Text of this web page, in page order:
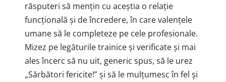
răsputeri să mențin cu aceștia o relație
funcțională și de încredere, în care valențele
umane să le completeze pe cele profesionale.
Mizez pe legăturile trainice și verificate și mai
ales încerc să nu uit, generic spus, să le urez
„Sărbători fericite!” și să le mulțumesc în fel și